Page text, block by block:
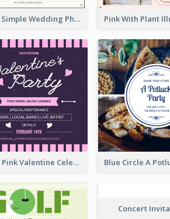
Green Simple Wedding Photo Wedding Invitation
Lovely Pink Valentine Celebration Invitation Design Ideas
Concert